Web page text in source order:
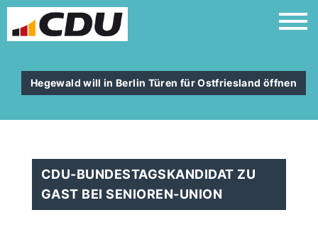
Hegewald will in Berlin Türen für Ostfriesland öffnen
CDU-BUNDESTAGSKANDIDAT ZU
GAST BEI SENIOREN-UNION